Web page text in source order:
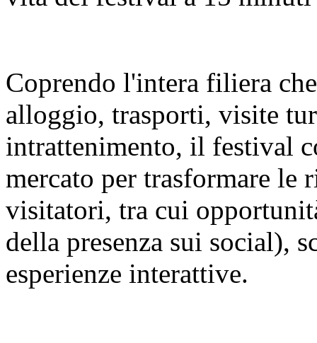
Coprendo l'intera filiera
alloggio, trasporti, visite
intrattenimento, il festival
mercato per trasformare le
visitatori, tra cui
della presenza sui social),
esperienze interattive.